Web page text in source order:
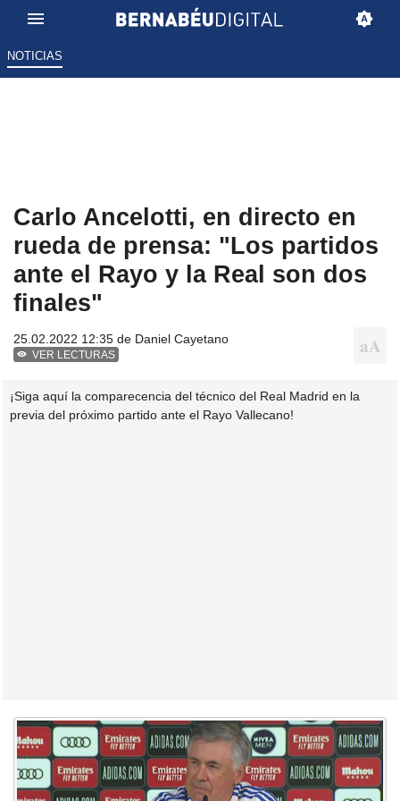
NOTICIAS
Carlo Ancelotti, en directo en
rueda de prensa: "Los partidos
ante el Rayo y la Real son dos
finales"
25.02.2022 12:35 de Daniel Cayetano
VER LECTURAS
¡Siga aquí la comparecencia del técnico del Real Madrid en la
previa del próximo partido ante el Rayo Vallecano!